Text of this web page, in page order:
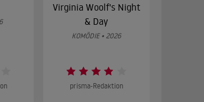
Virginia Woolf's Night
& Day
KOMÖDIE • 2026
prisma-Redaktion